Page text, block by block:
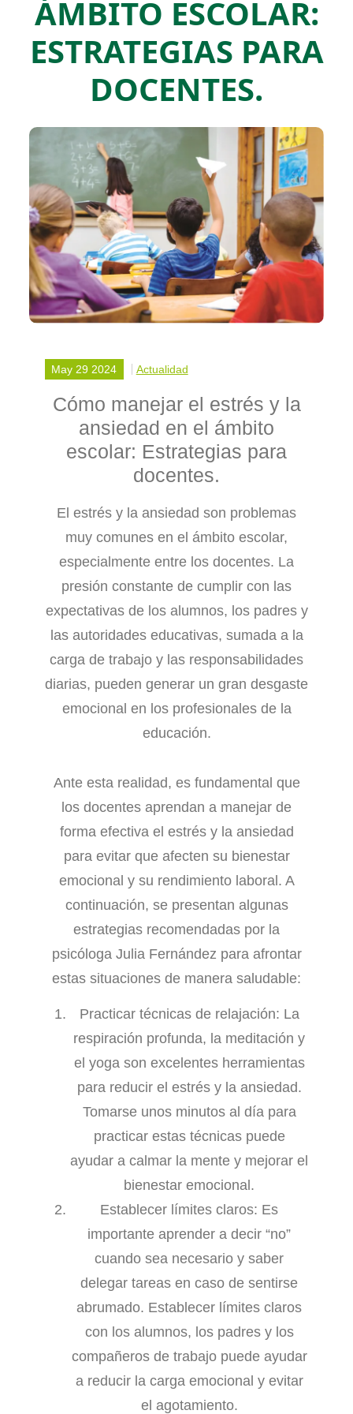
ÁMBITO ESCOLAR:
ESTRATEGIAS PARA
DOCENTES.​
May 29 2024 Actualidad
Cómo manejar el estrés y la
ansiedad en el ámbito
escolar: Estrategias para
docentes.
El estrés y la ansiedad son problemas
muy comunes en el ámbito escolar,
especialmente entre los docentes. La
presión constante de cumplir con las
expectativas de los alumnos, los padres y
las autoridades educativas, sumada a la
carga de trabajo y las responsabilidades
diarias, pueden generar un gran desgaste
emocional en los profesionales de la
educación.
Ante esta realidad, es fundamental que
los docentes aprendan a manejar de
forma efectiva el estrés y la ansiedad
para evitar que afecten su bienestar
emocional y su rendimiento laboral. A
continuación, se presentan algunas
estrategias recomendadas por la
psicóloga Julia Fernández para afrontar
estas situaciones de manera saludable:
Practicar técnicas de relajación: La
respiración profunda, la meditación y
el yoga son excelentes herramientas
para reducir el estrés y la ansiedad.
Tomarse unos minutos al día para
practicar estas técnicas puede
ayudar a calmar la mente y mejorar el
bienestar emocional.
Establecer límites claros: Es
importante aprender a decir “no”
cuando sea necesario y saber
delegar tareas en caso de sentirse
abrumado. Establecer límites claros
con los alumnos, los padres y los
compañeros de trabajo puede ayudar
a reducir la carga emocional y evitar
el agotamiento.